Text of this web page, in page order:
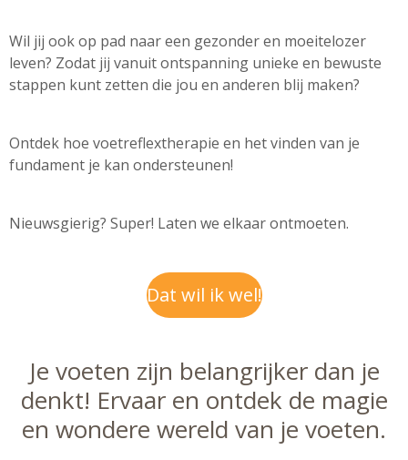
Wil jij ook op pad naar een gezonder en moeitelozer
leven? Zodat jij vanuit ontspanning unieke en bewuste
stappen kunt zetten die jou en anderen blij maken?
Ontdek hoe voetreflextherapie en het vinden van je
fundament je kan ondersteunen!
Nieuwsgierig? Super! Laten we elkaar ontmoeten.
Dat wil ik wel!
Je voeten zijn belangrijker dan je
denkt! Ervaar en ontdek de magie
en wondere wereld van je voeten.